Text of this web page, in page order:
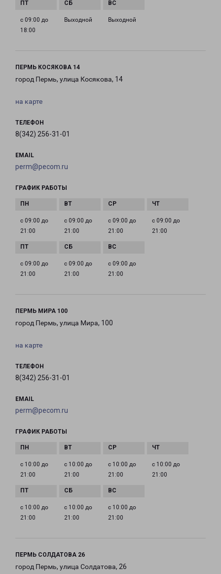
с 09:00 до
18:00
Выходной Выходной
ПЕРМЬ КОСЯКОВА 14
город Пермь, улица Косякова, 14
на карте
ТЕЛЕФОН
8(342) 256-31-01
EMAIL
perm@pecom.ru
ГРАФИК РАБОТЫ
с 09:00 до
21:00
с 09:00 до
21:00
с 09:00 до
21:00
с 09:00 до
21:00
с 09:00 до
21:00
с 09:00 до
21:00
с 09:00 до
21:00
ПЕРМЬ МИРА 100
город Пермь, улица Мира, 100
на карте
ТЕЛЕФОН
8(342) 256-31-01
EMAIL
perm@pecom.ru
ГРАФИК РАБОТЫ
с 10:00 до
21:00
с 10:00 до
21:00
с 10:00 до
21:00
с 10:00 до
21:00
с 10:00 до
21:00
с 10:00 до
21:00
с 10:00 до
21:00
ПЕРМЬ СОЛДАТОВА 26
город Пермь, улица Солдатова, 26